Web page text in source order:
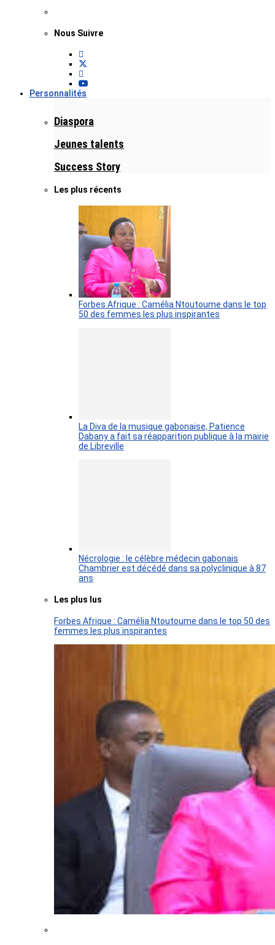
Nous Suivre
Personnalités
Diaspora
Jeunes talents
Success Story
Les plus récents
Forbes Afrique : Camélia Ntoutoume dans le top
50 des femmes les plus inspirantes
La Diva de la musique gabonaise, Patience
Dabany a fait sa réapparition publique à la mairie
de Libreville
Nécrologie : le célèbre médecin gabonais
Chambrier est décédé dans sa polyclinique à 87
ans
Les plus lus
Forbes Afrique : Camélia Ntoutoume dans le top 50 des
femmes les plus inspirantes